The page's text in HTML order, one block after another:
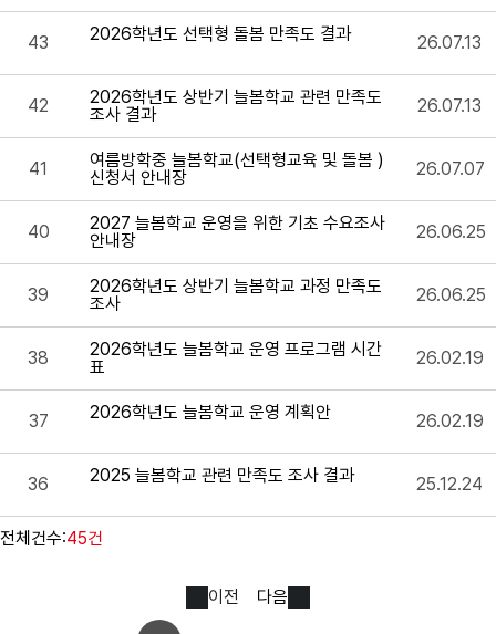
43 2026학년도 선택형 돌봄 만족도 결과 26.07.13
42
2026학년도 상반기 늘봄학교 관련 만족도
조사 결과
26.07.13
41
여름방학중 늘봄학교(선택형교육 및 돌봄 )
신청서 안내장
26.07.07
40
2027 늘봄학교 운영을 위한 기초 수요조사
안내장
26.06.25
39
2026학년도 상반기 늘봄학교 과정 만족도
조사
26.06.25
38
2026학년도 늘봄학교 운영 프로그램 시간
표
26.02.19
37 2026학년도 늘봄학교 운영 계획안 26.02.19
36 2025 늘봄학교 관련 만족도 조사 결과 25.12.24
전체건수:45건
이전 다음